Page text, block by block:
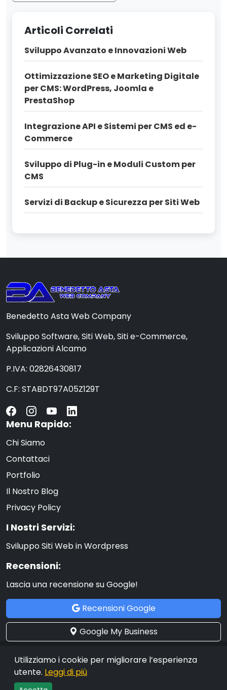
Articoli Correlati
Sviluppo Avanzato e Innovazioni Web
Ottimizzazione SEO e Marketing Digitale
per CMS: WordPress, Joomla e
PrestaShop
Integrazione API e Sistemi per CMS ed e-
Commerce
Sviluppo di Plug-in e Moduli Custom per
CMS
Servizi di Backup e Sicurezza per Siti Web
Benedetto Asta Web Company
Sviluppo Software, Siti Web, Siti e-Commerce,
Applicazioni Alcamo
P.IVA: 02826430817
C.F: STABDT97A05Z129T
Menu Rapido:
Chi Siamo
Contattaci
Portfolio
Il Nostro Blog
Privacy Policy
I Nostri Servizi:
Sviluppo Siti Web in Wordpress
Recensioni:
Lascia una recensione su Google!
Recensioni Google
Google My Business
Utilizziamo i cookie per migliorare l’esperienza
utente. Leggi di più
© 2012 - 2025 Benedetto Asta Web Company. All rights
reserved.